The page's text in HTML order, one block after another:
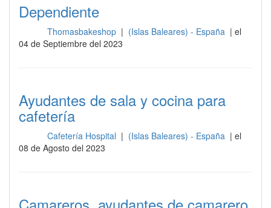
Dependiente
Thomasbakeshop | (Islas Baleares) - España | el
04 de Septiembre del 2023
Ayudantes de sala y cocina para
cafetería
Cafetería Hospital | (Islas Baleares) - España | el
08 de Agosto del 2023